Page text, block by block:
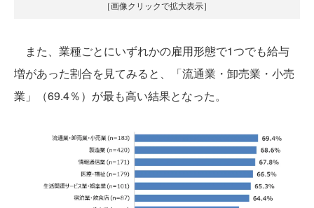
［画像クリックで拡大表示］
また、業種ごとにいずれかの雇用形態で1つでも給与
増があった割合を見てみると、「流通業・卸売業・小売
業」（69.4％）が最も高い結果となった。